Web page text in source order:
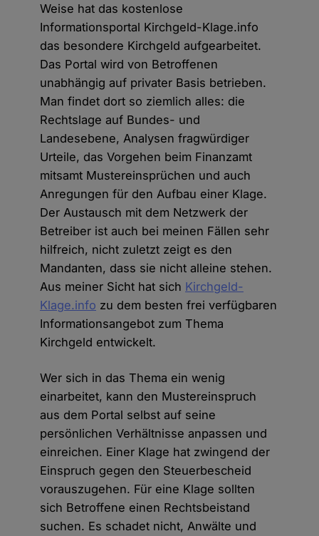
Weise hat das kostenlose
Informationsportal Kirchgeld-Klage.info
das besondere Kirchgeld aufgearbeitet.
Das Portal wird von Betroffenen
unabhängig auf privater Basis betrieben.
Man findet dort so ziemlich alles: die
Rechtslage auf Bundes- und
Landesebene, Analysen fragwürdiger
Urteile, das Vorgehen beim Finanzamt
mitsamt Mustereinsprüchen und auch
Anregungen für den Aufbau einer Klage.
Der Austausch mit dem Netzwerk der
Betreiber ist auch bei meinen Fällen sehr
hilfreich, nicht zuletzt zeigt es den
Mandanten, dass sie nicht alleine stehen.
Aus meiner Sicht hat sich Kirchgeld-
Klage.info zu dem besten frei verfügbaren
Informationsangebot zum Thema
Kirchgeld entwickelt.
Wer sich in das Thema ein wenig
einarbeitet, kann den Mustereinspruch
aus dem Portal selbst auf seine
persönlichen Verhältnisse anpassen und
einreichen. Einer Klage hat zwingend der
Einspruch gegen den Steuerbescheid
vorauszugehen. Für eine Klage sollten
sich Betroffene einen Rechtsbeistand
suchen. Es schadet nicht, Anwälte und